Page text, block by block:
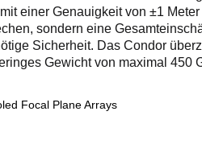
einer Genauigkeit von ±1
sondern eine
Sicherheit. Das Condor
Gewicht von maximal 450
Focal Plane Arrays